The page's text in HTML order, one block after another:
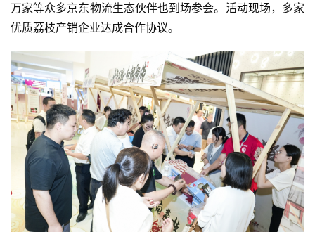
万家等众多京东物流生态伙伴也到场参会。活动现场，多家
优质荔枝产销企业达成合作协议。